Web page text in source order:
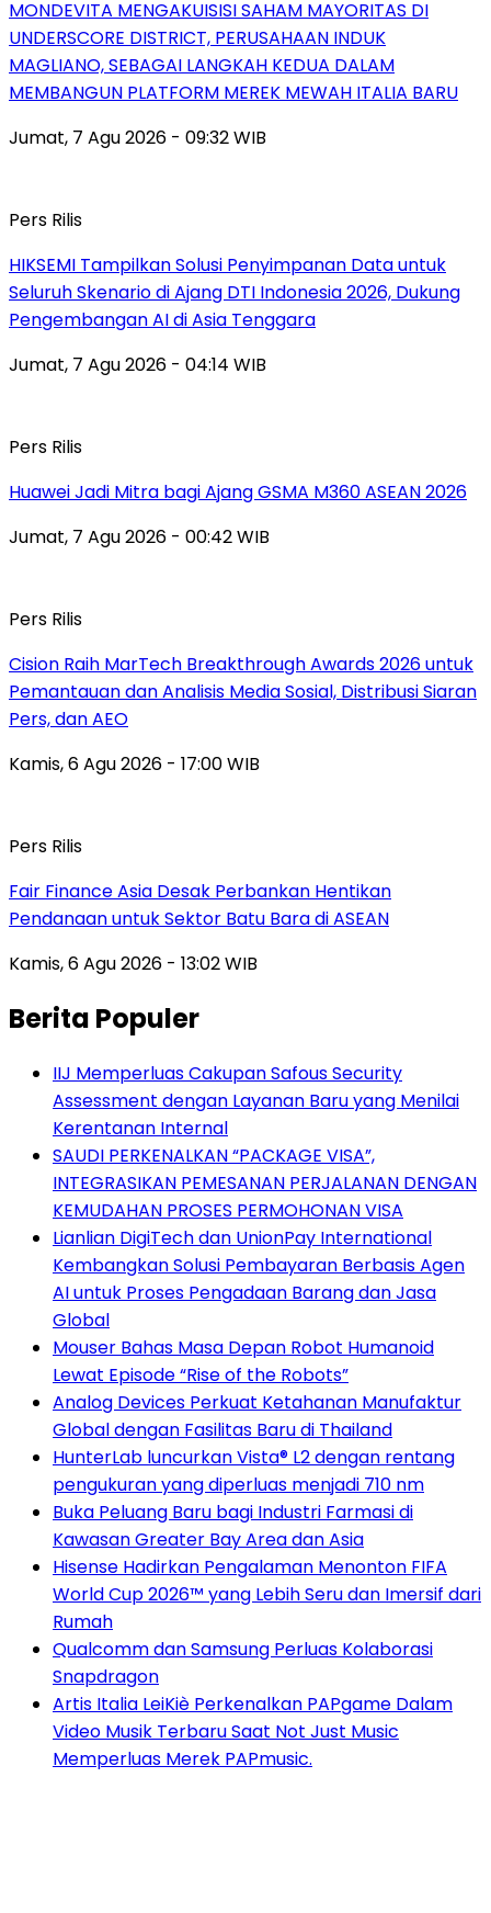
MONDEVITA MENGAKUISISI SAHAM MAYORITAS DI
UNDERSCORE DISTRICT, PERUSAHAAN INDUK
MAGLIANO, SEBAGAI LANGKAH KEDUA DALAM
MEMBANGUN PLATFORM MEREK MEWAH ITALIA BARU
Jumat, 7 Agu 2026 - 09:32 WIB
Pers Rilis
HIKSEMI Tampilkan Solusi Penyimpanan Data untuk
Seluruh Skenario di Ajang DTI Indonesia 2026, Dukung
Pengembangan AI di Asia Tenggara
Jumat, 7 Agu 2026 - 04:14 WIB
Pers Rilis
Huawei Jadi Mitra bagi Ajang GSMA M360 ASEAN 2026
Jumat, 7 Agu 2026 - 00:42 WIB
Pers Rilis
Cision Raih MarTech Breakthrough Awards 2026 untuk
Pemantauan dan Analisis Media Sosial, Distribusi Siaran
Pers, dan AEO
Kamis, 6 Agu 2026 - 17:00 WIB
Pers Rilis
Fair Finance Asia Desak Perbankan Hentikan
Pendanaan untuk Sektor Batu Bara di ASEAN
Kamis, 6 Agu 2026 - 13:02 WIB
Berita Populer
IIJ Memperluas Cakupan Safous Security
Assessment dengan Layanan Baru yang Menilai
Kerentanan Internal
SAUDI PERKENALKAN “PACKAGE VISA”,
INTEGRASIKAN PEMESANAN PERJALANAN DENGAN
KEMUDAHAN PROSES PERMOHONAN VISA
Lianlian DigiTech dan UnionPay International
Kembangkan Solusi Pembayaran Berbasis Agen
AI untuk Proses Pengadaan Barang dan Jasa
Global
Mouser Bahas Masa Depan Robot Humanoid
Lewat Episode “Rise of the Robots”
Analog Devices Perkuat Ketahanan Manufaktur
Global dengan Fasilitas Baru di Thailand
HunterLab luncurkan Vista® L2 dengan rentang
pengukuran yang diperluas menjadi 710 nm
Buka Peluang Baru bagi Industri Farmasi di
Kawasan Greater Bay Area dan Asia
Hisense Hadirkan Pengalaman Menonton FIFA
World Cup 2026™ yang Lebih Seru dan Imersif dari
Rumah
Qualcomm dan Samsung Perluas Kolaborasi
Snapdragon
Artis Italia LeiKiè Perkenalkan PAPgame Dalam
Video Musik Terbaru Saat Not Just Music
Memperluas Merek PAPmusic.